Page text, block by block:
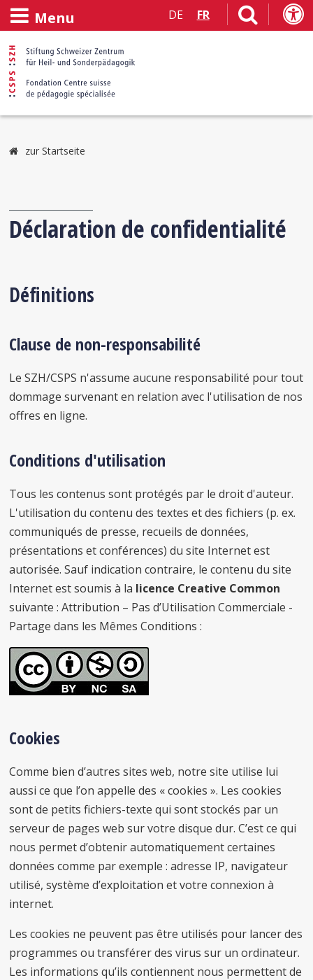
Menu DE FR
zur Startseite
Déclaration de confidentialité
Définitions
Clause de non-responsabilité
Le SZH/CSPS n'assume aucune responsabilité pour tout
dommage survenant en relation avec l'utilisation de nos
offres en ligne.
Conditions d'utilisation
Tous les contenus sont protégés par le droit d'auteur.
L'utilisation du contenu des textes et des fichiers (p. ex.
communiqués de presse, recueils de données,
présentations et conférences) du site Internet est
autorisée. Sauf indication contraire, le contenu du site
Internet est soumis à la licence Creative Common
suivante : Attribution – Pas d’Utilisation Commerciale -
Partage dans les Mêmes Conditions :
Cookies
Comme bien d’autres sites web, notre site utilise lui
aussi ce que l’on appelle des « cookies ». Les cookies
sont de petits fichiers-texte qui sont stockés par un
serveur de pages web sur votre disque dur. C’est ce qui
nous permet d’obtenir automatiquement certaines
données comme par exemple : adresse IP, navigateur
utilisé, système d’exploitation et votre connexion à
internet.
Les cookies ne peuvent pas être utilisés pour lancer des
programmes ou transférer des virus sur un ordinateur.
Les informations qu’ils contiennent nous permettent de